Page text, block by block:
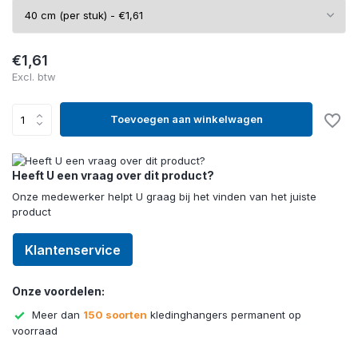
€1,61
Excl. btw
Toevoegen aan winkelwagen
Heeft U een vraag over dit product?
Onze medewerker helpt U graag bij het vinden van het juiste
product
Klantenservice
Onze voordelen:
Meer dan 150 soorten kledinghangers permanent op
voorraad